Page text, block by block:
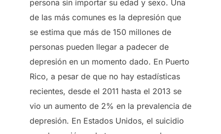
persona sin importar su edad y sexo. Una
de las más comunes es la depresión que
se estima que más de 150 millones de
personas pueden llegar a padecer de
depresión en un momento dado. En Puerto
Rico, a pesar de que no hay estadísticas
recientes, desde el 2011 hasta el 2013 se
vio un aumento de 2% en la prevalencia de
depresión. En Estados Unidos, el suicidio